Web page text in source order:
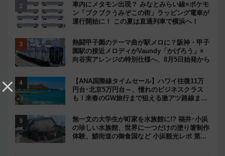
車内にメタモン出現？ みなとみらい線×ポケモ
ン「ブクブクうみぞこの街」ラッピング電車が
運行開始に！ この夏は直通列車で横浜へ！
熱闘甲子園のテーマ曲が駅メロに？阪神・甲子
園駅の接近メロディがVaundy「かげろう」×
向谷実アレンジの特別仕様へ、8月5日始発から
【ANA国際線タイムセール】ハワイ往復11万
円台･北京5万円台～、憧れのビジネスクラス
も！来春のGW旅行まで狙える激アツ路線まと
無一文の大学生が町家を水族館に!? 福井･小浜
の珍しい水族館、世界に一つだけの塗り箸制作
体験、鯖街道の御食国など 小浜観光レポ 第2